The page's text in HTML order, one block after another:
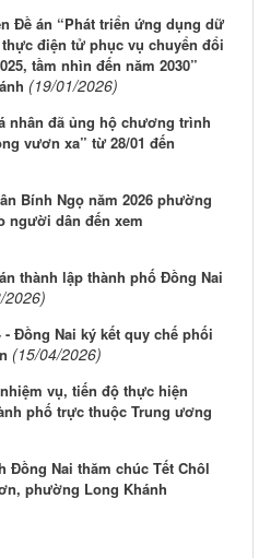
Đề án “Phát triển ứng dụng dữ
điện tử phục vụ chuyển đổi
tầm nhìn đến năm 2030”
(19/01/2026)
nhân đã ủng hộ chương trình
vươn xa” từ 28/01 đến
Bính Ngọ năm 2026 phường
người dân đến xem
thành lập thành phố Đồng Nai
2026)
- Đồng Nai ký kết quy chế phối
(15/04/2026)
vụ, tiến độ thực hiện
phố trực thuộc Trung ương
Đồng Nai thăm chúc Tết Chôl
phường Long Khánh